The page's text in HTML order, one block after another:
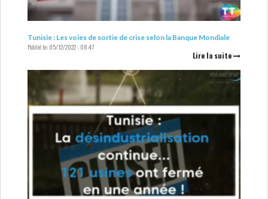
GRAPHIQUE DU TUNINDEX
RSS ANALYSES QUOTIDIENNES
RSS ANALYSES HEBDOMADAIRES
SECTEURS
ASSURANCES PHARMACEUTIQUE
Tunisie : Les voies de sortie de crise selon la Banque Mondiale
Publié le:05/12/2022 - 08:47
Lire la suite